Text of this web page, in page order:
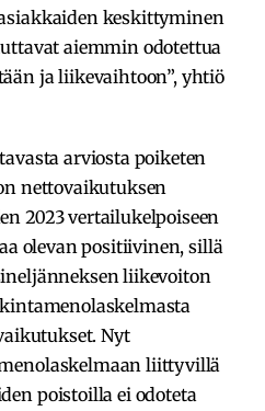
keskittyminen
aiemmin odotettua
ja liikevaihtoon”, yhtiö
arviosta poiketen
nettovaikutuksen
2023 vertailukelpoiseen
olevan positiivinen, sillä
liikevoiton
Nyt
liittyvillä
poistoilla ei odoteta